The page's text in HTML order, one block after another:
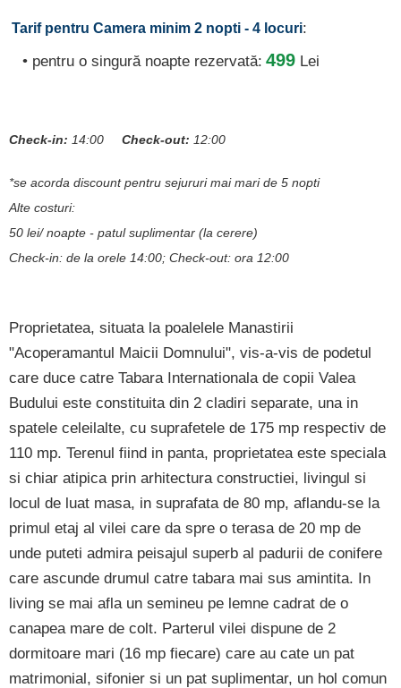
Tarif pentru Camera minim 2 nopti - 4 locuri:
• pentru o singură noapte rezervată: 499 Lei
Check-in: 14:00 Check-out: 12:00
*se acorda discount pentru sejururi mai mari de 5 nopti
Alte costuri:
50 lei/ noapte - patul suplimentar (la cerere)
Check-in: de la orele 14:00; Check-out: ora 12:00
Proprietatea, situata la poalelele Manastirii
"Acoperamantul Maicii Domnului", vis-a-vis de podetul
care duce catre Tabara Internationala de copii Valea
Budului este constituita din 2 cladiri separate, una in
spatele celeilalte, cu suprafetele de 175 mp respectiv de
110 mp. Terenul fiind in panta, proprietatea este speciala
si chiar atipica prin arhitectura constructiei, livingul si
locul de luat masa, in suprafata de 80 mp, aflandu-se la
primul etaj al vilei care da spre o terasa de 20 mp de
unde puteti admira peisajul superb al padurii de conifere
care ascunde drumul catre tabara mai sus amintita. In
living se mai afla un semineu pe lemne cadrat de o
canapea mare de colt. Parterul vilei dispune de 2
dormitoare mari (16 mp fiecare) care au cate un pat
matrimonial, sifonier si un pat suplimentar, un hol comun